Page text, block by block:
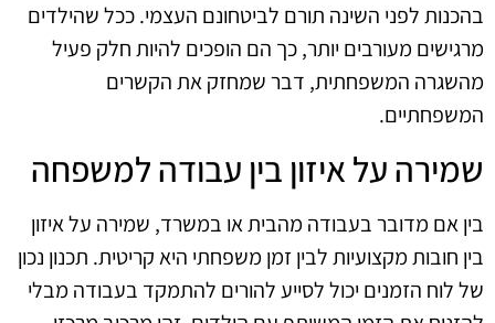
בהכנות לפני השינה תורם לביטחונם העצמי. ככל שהילדים
מרגישים מעורבים יותר, כך הם הופכים להיות חלק פעיל
מהשגרה המשפחתית, דבר שמחזק את הקשרים
המשפחתיים.
שמירה על איזון בין עבודה למשפחה
בין אם מדובר בעבודה מהבית או במשרד, שמירה על איזון
בין חובות מקצועיות לבין זמן משפחתי היא קריטית. תכנון נכון
של לוח הזמנים יכול לסייע להורים להתמקד בעבודה מבלי